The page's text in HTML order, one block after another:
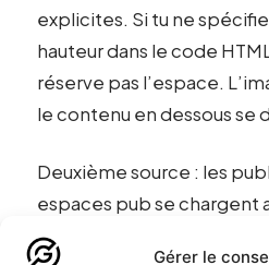
Gérer le
explicites. Si tu ne
hauteur dans le code
réserve pas l’espace.
le contenu en dessous se
Deuxième source : les
espaces pub se chargent
tu ne réserves pas